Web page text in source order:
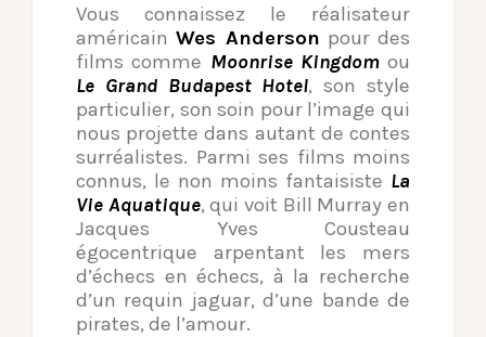
Vous connaissez le réalisateur
américainWes Anderson pour des
films comme Moonrise Kingdomou
Le Grand Budapest Hotel, son style
particulier, son soin pour l’image qui
nous projette dans autant de contes
surréalistes. Parmi ses films moins
connus, le non moins fantaisiste La
Vie Aquatique, qui voit Bill Murray en
Jacques Yves Cousteau
égocentrique arpentant les mers
d’échecs en échecs, à la recherche
d’un requin jaguar, d’une bande de
pirates, de l’amour.